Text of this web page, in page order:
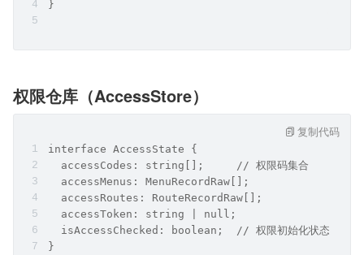
}
权限仓库（AccessStore）
interface AccessState {
  accessCodes: string[];     // 权限码集合
  accessMenus: MenuRecordRaw[];
  accessRoutes: RouteRecordRaw[];
  accessToken: string | null;
  isAccessChecked: boolean;  // 权限初始化状态
}
复制代码